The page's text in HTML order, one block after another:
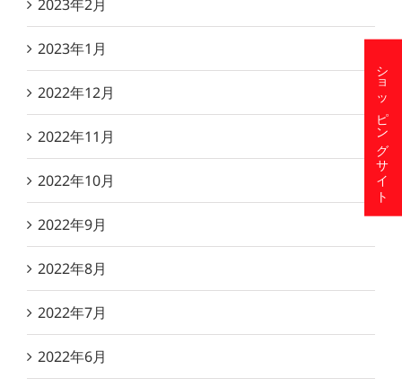
2023年2月
2023年1月
2022年12月
2022年11月
2022年10月
2022年9月
2022年8月
2022年7月
2022年6月
ショッピングサイト